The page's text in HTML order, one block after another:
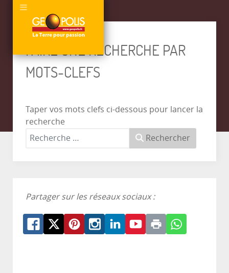
FAIRE UNE RECHERCHE PAR
MOTS-CLEFS
Taper vos mots clefs ci-dessous pour lancer la
recherche
Rechercher
Partager sur les réseaux sociaux :